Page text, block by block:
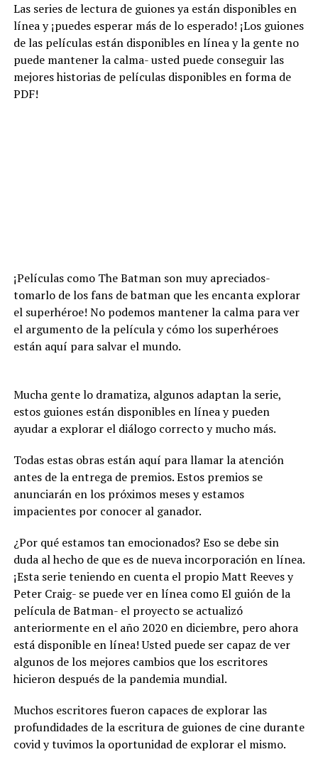
Las series de lectura de guiones ya están disponibles en
línea y ¡puedes esperar más de lo esperado! ¡Los guiones
de las películas están disponibles en línea y la gente no
puede mantener la calma- usted puede conseguir las
mejores historias de películas disponibles en forma de
PDF!
¡Películas como The Batman son muy apreciados-
tomarlo de los fans de batman que les encanta explorar
el superhéroe! No podemos mantener la calma para ver
el argumento de la película y cómo los superhéroes
están aquí para salvar el mundo.
Mucha gente lo dramatiza, algunos adaptan la serie,
estos guiones están disponibles en línea y pueden
ayudar a explorar el diálogo correcto y mucho más.
Todas estas obras están aquí para llamar la atención
antes de la entrega de premios. Estos premios se
anunciarán en los próximos meses y estamos
impacientes por conocer al ganador.
¿Por qué estamos tan emocionados? Eso se debe sin
duda al hecho de que es de nueva incorporación en línea.
¡Esta serie teniendo en cuenta el propio Matt Reeves y
Peter Craig- se puede ver en línea como El guión de la
película de Batman- el proyecto se actualizó
anteriormente en el año 2020 en diciembre, pero ahora
está disponible en línea! Usted puede ser capaz de ver
algunos de los mejores cambios que los escritores
hicieron después de la pandemia mundial.
Muchos escritores fueron capaces de explorar las
profundidades de la escritura de guiones de cine durante
covid y tuvimos la oportunidad de explorar el mismo.